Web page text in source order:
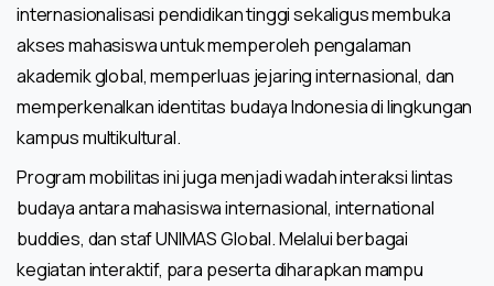
internasionalisasi pendidikan tinggi sekaligus membuka
akses mahasiswa untuk memperoleh pengalaman
akademik global, memperluas jejaring internasional, dan
memperkenalkan identitas budaya Indonesia di lingkungan
kampus multikultural.
Program mobilitas ini juga menjadi wadah interaksi lintas
budaya antara mahasiswa internasional, international
buddies, dan staf UNIMAS Global. Melalui berbagai
kegiatan interaktif, para peserta diharapkan mampu